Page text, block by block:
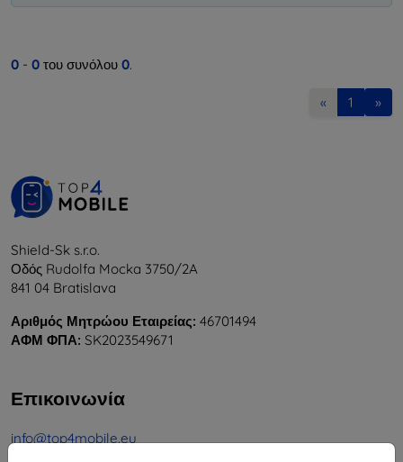
0 - 0 του συνόλου 0.
« 1 »
Shield-Sk s.r.o.
Οδός Rudolfa Mocka 3750/2A
841 04 Bratislava
Αριθμός Μητρώου Εταιρείας: 46701494
ΑΦΜ ΦΠΑ: SK2023549671
Επικοινωνία
info@top4mobile.eu